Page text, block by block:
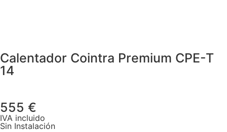
Calentador Cointra Premium CPE-T
14
555 €
IVA incluido
Sin Instalación